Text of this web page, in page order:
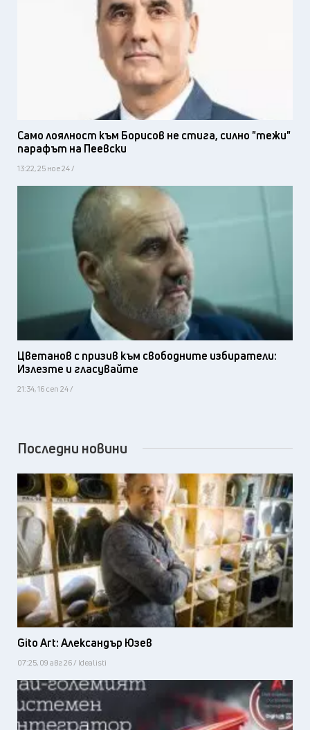
Само лоялност към Борисов не стига, силно "тежи"
парафът на Пеевски
13:22, 25 ное 24 /
Цветанов с призив към свободните избиратели:
Излезте и гласувайте
21:34, 16 сеп 24 /
Последни новини
Gito Art: Александър Юзев
07:25, 09 авг 26 / Idealisti